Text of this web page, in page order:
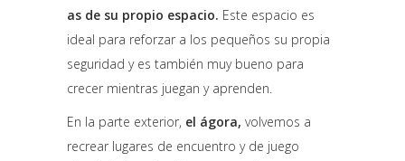
as de su propio espacio. Este espacio es
ideal para reforzar a los pequeños su propia
seguridad y es también muy bueno para
crecer mientras juegan y aprenden.
En la parte exterior, el ágora, volvemos a
recrear lugares de encuentro y de juego